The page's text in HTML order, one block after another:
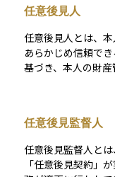
を本人の希望に沿っ
を維持するための
い、自分で「誰に
す。高齢化や認知
を将来にわたって
任意後見人
任意後見人とは、本
あらかじめ信頼で
基づき、本人の財
す。 任意後見人の業務は、日常の金銭管理や契約手続き、介護
サービスの手配、
を尊重しつつ、そ
族や専門職（司法
任意後見監督人
任意後見監督人と
「任意後見契約」